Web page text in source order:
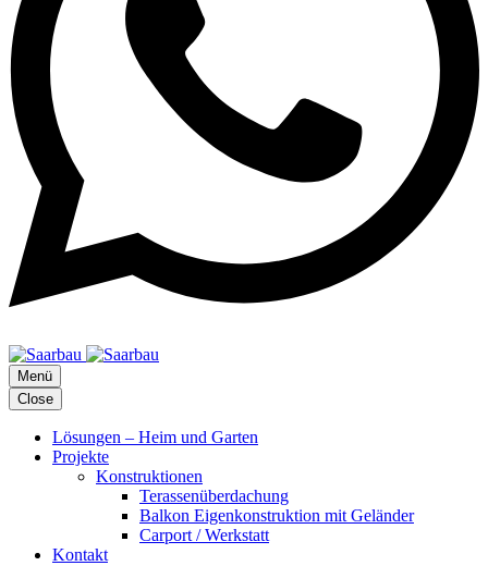
Menü
Close
Lösungen – Heim und Garten
Projekte
Konstruktionen
Terassenüberdachung
Balkon Eigenkonstruktion mit Geländer
Carport / Werkstatt
Kontakt